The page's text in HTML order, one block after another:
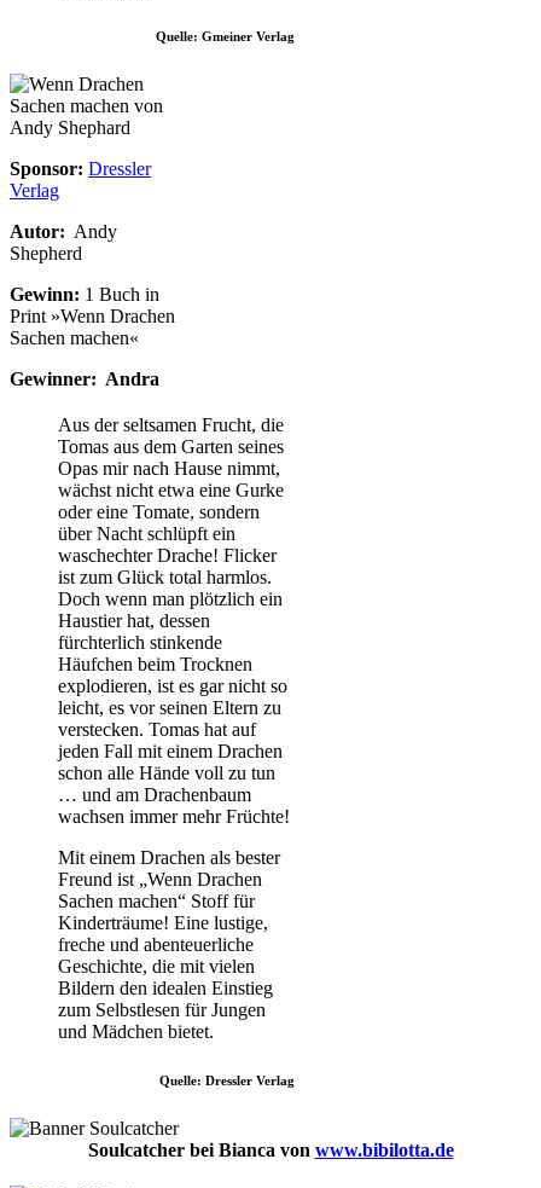
Quelle: Gmeiner Verlag
Sponsor: Dressler
Verlag
Autor: Andy
Shepherd
Gewinn: 1 Buch in
Print »Wenn Drachen
Sachen machen«
Gewinner: Andra
Aus der seltsamen Frucht, die
Tomas aus dem Garten seines
Opas mir nach Hause nimmt,
wächst nicht etwa eine Gurke
oder eine Tomate, sondern
über Nacht schlüpft ein
waschechter Drache! Flicker
ist zum Glück total harmlos.
Doch wenn man plötzlich ein
Haustier hat, dessen
fürchterlich stinkende
Häufchen beim Trocknen
explodieren, ist es gar nicht so
leicht, es vor seinen Eltern zu
verstecken. Tomas hat auf
jeden Fall mit einem Drachen
schon alle Hände voll zu tun
… und am Drachenbaum
wachsen immer mehr Früchte!
Mit einem Drachen als bester
Freund ist „Wenn Drachen
Sachen machen“ Stoff für
Kinderträume! Eine lustige,
freche und abenteuerliche
Geschichte, die mit vielen
Bildern den idealen Einstieg
zum Selbstlesen für Jungen
und Mädchen bietet.
Quelle: Dressler Verlag
Soulcatcher bei Bianca von www.bibilotta.de